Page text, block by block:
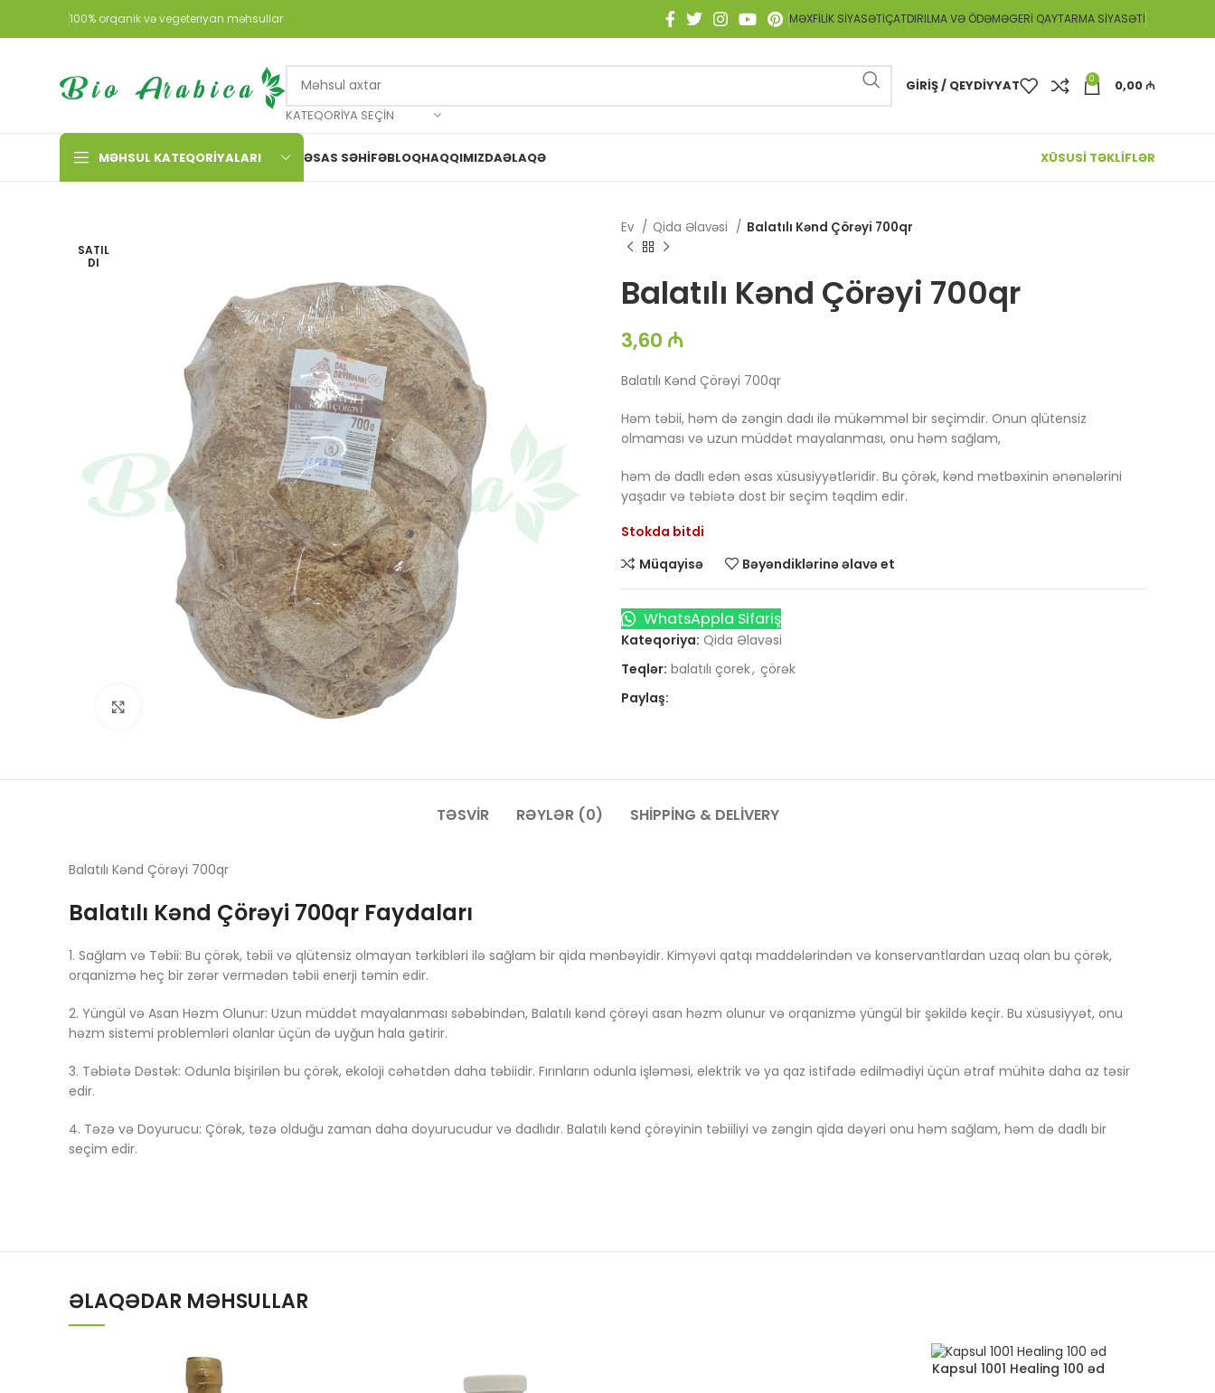
100% orqanik və vegeteriyan məhsullar MƏXFILIK SIYASƏTIÇATDIRILMA VƏ ÖDƏMƏGERI QAYTARMA SIYASƏTI
KATEQORIYA SEÇIN
GIRIŞ / QEYDIYYAT 0 0,00₼
MƏHSUL KATEQORIYALARI ƏSAS SƏHIFƏBLOQHAQQIMIZDAƏLAQƏ XÜSUSİ TƏKLİFLƏR
SATIL
DI
Ev Qida Əlavəsi Balatılı Kənd Çörəyi 700qr
Balatılı Kənd Çörəyi 700qr
3,60 ₼
Balatılı Kənd Çörəyi 700qr
Həm təbii, həm də zəngin dadı ilə mükəmməl bir seçimdir. Onun qlütensiz
olmaması və uzun müddət mayalanması, onu həm sağlam,
həm də dadlı edən əsas xüsusiyyətləridir. Bu çörək, kənd mətbəxinin ənənələrini
yaşadır və təbiətə dost bir seçim təqdim edir.
Stokda bitdi
Müqayisə
Bəyəndiklərinə əlavə et
WhatsAppla Sifariş
Kateqoriya: Qida Əlavəsi
Teqlər: balatılı çorek, çörək
Paylaş:
TƏSVIR RƏYLƏR (0) SHIPPING & DELIVERY
Balatılı Kənd Çörəyi 700qr
Balatılı Kənd Çörəyi 700qr Faydaları
1. Sağlam və Təbii: Bu çörək, təbii və qlütensiz olmayan tərkibləri ilə sağlam bir qida mənbəyidir. Kimyəvi qatqı maddələrindən və konservantlardan uzaq olan bu çörək,
orqanizmə heç bir zərər vermədən təbii enerji təmin edir.
2. Yüngül və Asan Həzm Olunur: Uzun müddət mayalanması səbəbindən, Balatılı kənd çörəyi asan həzm olunur və orqanizmə yüngül bir şəkildə keçir. Bu xüsusiyyət, onu
həzm sistemi problemləri olanlar üçün də uyğun hala gətirir.
3. Təbiətə Dəstək: Odunla bişirilən bu çörək, ekoloji cəhətdən daha təbiidir. Fırınların odunla işləməsi, elektrik və ya qaz istifadə edilmədiyi üçün ətraf mühitə daha az təsir
edir.
4. Təzə və Doyurucu: Çörək, təzə olduğu zaman daha doyurucudur və dadlıdır. Balatılı kənd çörəyinin təbiiliyi və zəngin qida dəyəri onu həm sağlam, həm də dadlı bir
seçim edir.
ƏLAQƏDAR MƏHSULLAR
Kapsul 1001 Healing 100 əd